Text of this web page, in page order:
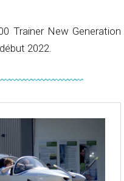
Trainer New Generation
2022.